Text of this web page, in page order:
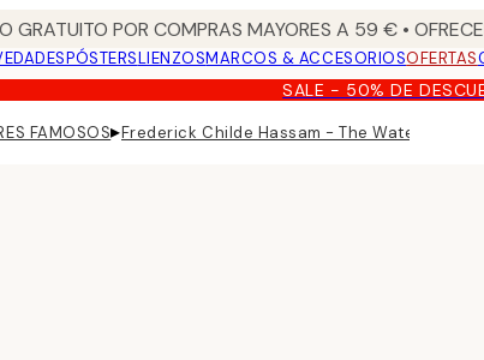
GRATUITO POR COMPRAS MAYORES A 59 € •
PÓSTERSLIENZOSMARCOS & ACCESORIOSOFERTAS
SALE - 50% DE
FAMOSOS▸Frederick Childe Hassam - The Water Garden